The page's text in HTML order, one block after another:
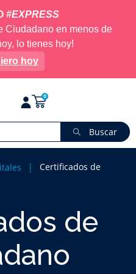
#EXPRESS
Ciudadano en menos de
lo tienes hoy!
hoy
0
Buscar
Certificados de
de